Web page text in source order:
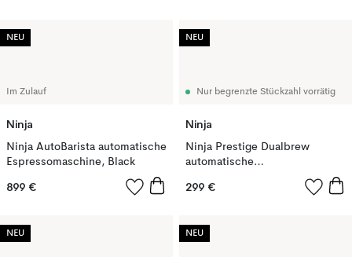
Im Zulauf
Ninja
Ninja AutoBarista automatische
Espressomaschine, Black
899 €
NEU
Nur begrenzte Stückzahl vorrätig
Ninja
Ninja Prestige Dualbrew
automatische
Espressomaschine, Black
299 €
NEU
NEU NEU